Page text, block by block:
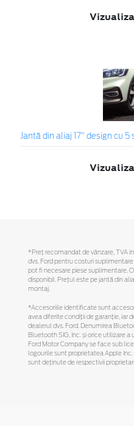
Jantă din aliaj 17" design cu 5
*Preţ recomandat de vânzare, TVA
dvs. Ford pentru costuri
pot fi necesare piese suplimentare.
disponibil. Preţul este pe jantă din
montaj.
*Accesoriile identificate sunt
avea diferite condiții de garanție, iar
dealerul dvs. Ford. Denumirea
Bluetooth SIG, Inc. și orice utilizare
Ford Motor Company se face sub
logourile sunt proprietatea Apple
sunt deținute de respectivii proprietari.